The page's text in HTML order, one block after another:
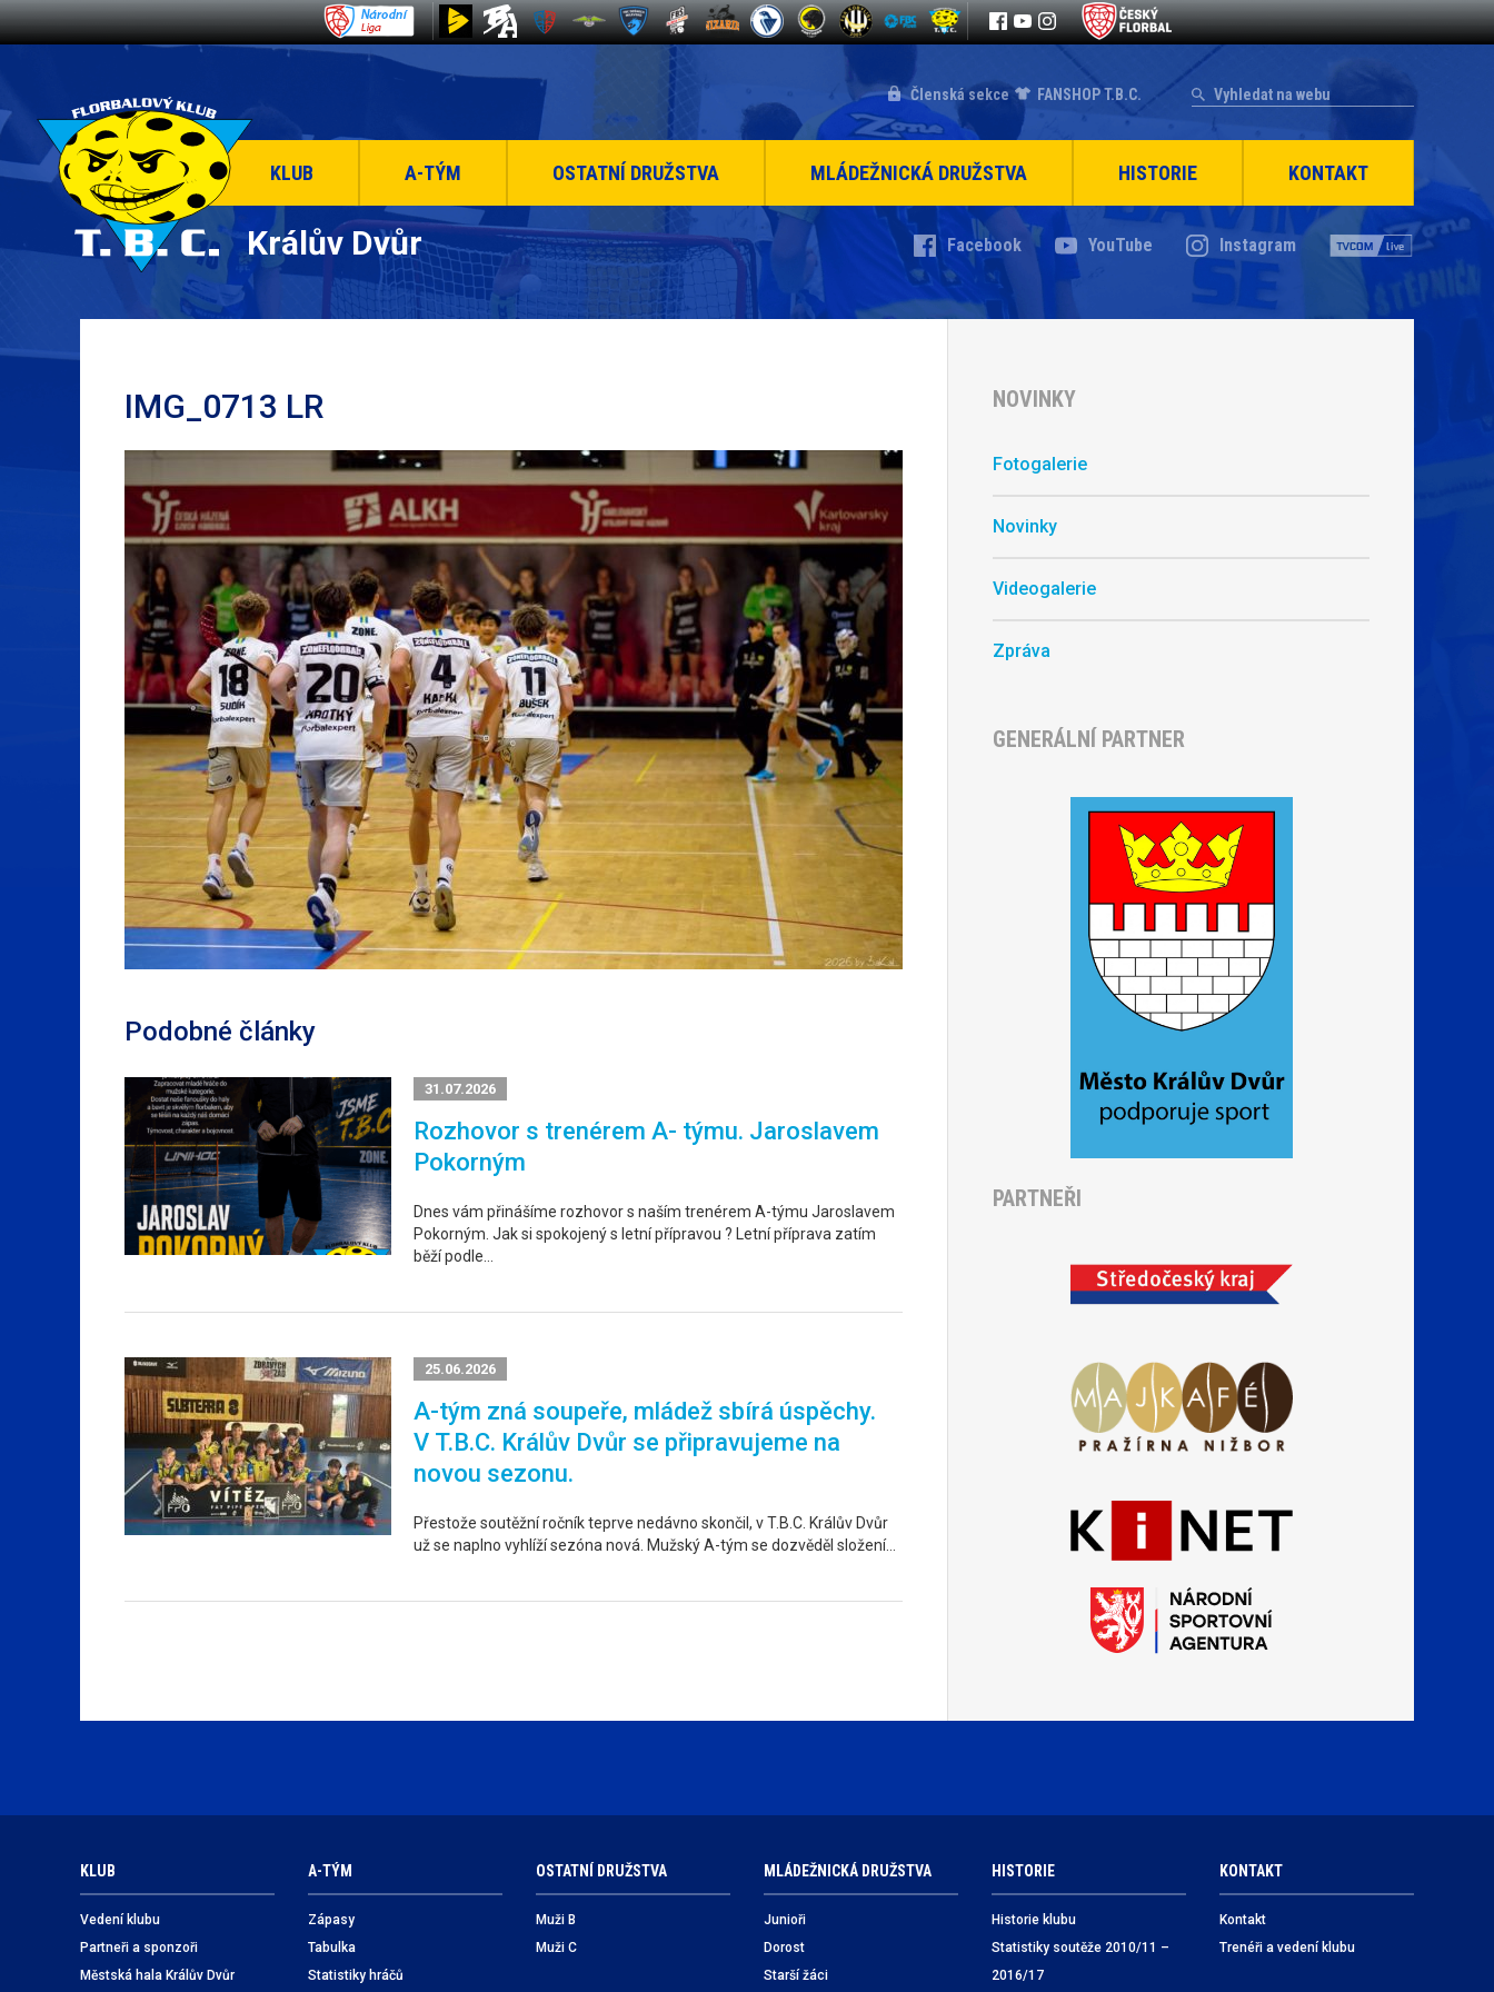
Členská sekce FANSHOP T.B.C.
KLUB A-TÝM OSTATNÍ DRUŽSTVA MLÁDEŽNICKÁ DRUŽSTVA HISTORIE KONTAKT
Králův Dvůr Facebook YouTube Instagram
IMG_0713 LR
Podobné články
31.07.2026
Rozhovor s trenérem A- týmu. Jaroslavem
Pokorným
Dnes vám přinášíme rozhovor s naším trenérem A-týmu Jaroslavem
Pokorným. Jak si spokojený s letní přípravou ? Letní příprava zatím
běží podle…
25.06.2026
A-tým zná soupeře, mládež sbírá úspěchy.
V T.B.C. Králův Dvůr se připravujeme na
novou sezonu.
Přestože soutěžní ročník teprve nedávno skončil, v T.B.C. Králův Dvůr
už se naplno vyhlíží sezóna nová. Mužský A-tým se dozvěděl složení…
NOVINKY
Fotogalerie
Novinky
Videogalerie
Zpráva
GENERÁLNÍ PARTNER
PARTNEŘI
KLUB
Vedení klubu
Partneři a sponzoři
Městská hala Králův Dvůr
A-TÝM
Zápasy
Tabulka
Statistiky hráčů
OSTATNÍ DRUŽSTVA
Muži B
Muži C
MLÁDEŽNICKÁ DRUŽSTVA
Junioři
Dorost
Starší žáci
HISTORIE
Historie klubu
Statistiky soutěže 2010/11 –
2016/17
KONTAKT
Kontakt
Trenéři a vedení klubu